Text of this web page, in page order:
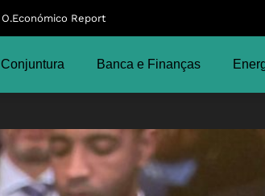
O.Económico Report
Conjuntura Banca e Finanças